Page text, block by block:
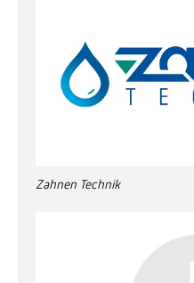
Zahnen Technik